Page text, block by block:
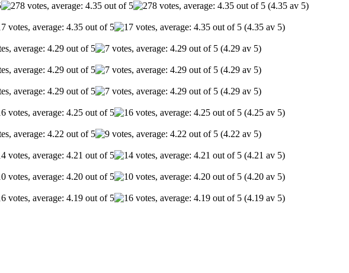
(4.35 av 5)
(4.35 av 5)
(4.29 av 5)
(4.29 av 5)
(4.29 av 5)
(4.25 av 5)
(4.22 av 5)
(4.21 av 5)
(4.20 av 5)
(4.19 av 5)